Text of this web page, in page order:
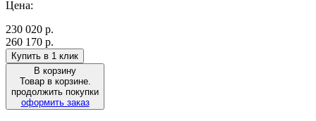
Цена:
230 020 р.
260 170 р.
Купить в 1 клик
В корзину
Товар в корзине.
продолжить покупки
оформить заказ